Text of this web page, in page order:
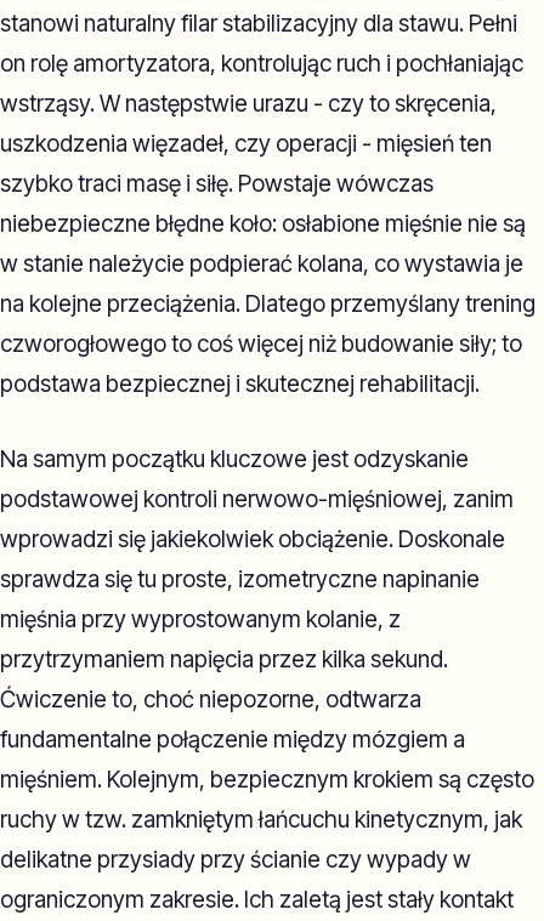
stanowi naturalny filar stabilizacyjny dla stawu. Pełni
on rolę amortyzatora, kontrolując ruch i pochłaniając
wstrząsy. W następstwie urazu - czy to skręcenia,
uszkodzenia więzadeł, czy operacji - mięsień ten
szybko traci masę i siłę. Powstaje wówczas
niebezpieczne błędne koło: osłabione mięśnie nie są
w stanie należycie podpierać kolana, co wystawia je
na kolejne przeciążenia. Dlatego przemyślany trening
czworogłowego to coś więcej niż budowanie siły; to
podstawa bezpiecznej i skutecznej rehabilitacji.
Na samym początku kluczowe jest odzyskanie
podstawowej kontroli nerwowo-mięśniowej, zanim
wprowadzi się jakiekolwiek obciążenie. Doskonale
sprawdza się tu proste, izometryczne napinanie
mięśnia przy wyprostowanym kolanie, z
przytrzymaniem napięcia przez kilka sekund.
Ćwiczenie to, choć niepozorne, odtwarza
fundamentalne połączenie między mózgiem a
mięśniem. Kolejnym, bezpiecznym krokiem są często
ruchy w tzw. zamkniętym łańcuchu kinetycznym, jak
delikatne przysiady przy ścianie czy wypady w
ograniczonym zakresie. Ich zaletą jest stały kontakt